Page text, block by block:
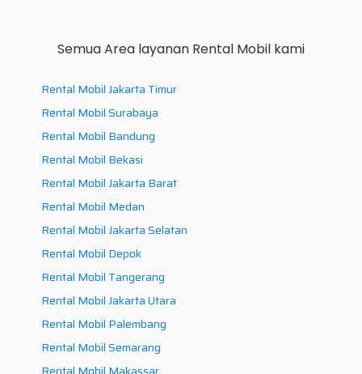
Semua Area layanan Rental Mobil kami
Rental Mobil Jakarta Timur
Rental Mobil Surabaya
Rental Mobil Bandung
Rental Mobil Bekasi
Rental Mobil Jakarta Barat
Rental Mobil Medan
Rental Mobil Jakarta Selatan
Rental Mobil Depok
Rental Mobil Tangerang
Rental Mobil Jakarta Utara
Rental Mobil Palembang
Rental Mobil Semarang